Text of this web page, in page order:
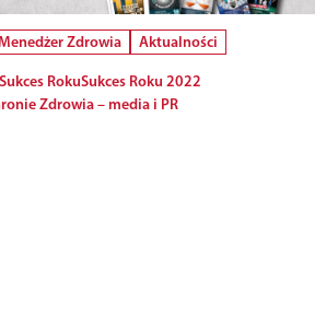
Zdrowia
Aktualności
RokuSukces Roku 2022
Zdrowia – media i PR